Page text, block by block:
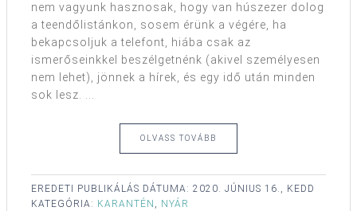
nem vagyunk hasznosak, hogy van húszezer dolog
a teendőlistánkon, sosem érünk a végére, ha
bekapcsoljuk a telefont, hiába csak az
ismerőseinkkel beszélgetnénk (akivel személyesen
nem lehet), jönnek a hírek, és egy idő után minden
sok lesz. ...
OLVASS TOVÁBB
EREDETI PUBLIKÁLÁS DÁTUMA: 2020. JÚNIUS 16., KEDD
KATEGÓRIA: KARANTÉN , NYÁR